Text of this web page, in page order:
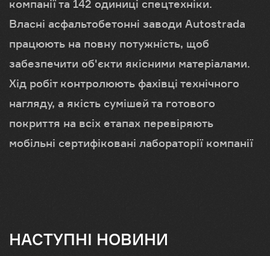
компанії та 142 одиниці спецтехніки.
Власні асфальтобетонні заводи Autostrada
працюють на повну потужність, щоб
забезпечити об'єкти якісними матеріалами.
Хід робіт контролюють фахівці технічного
нагляду, а якість сумішей та готового
покриття на всіх етапах перевіряють
мобільні сертифіковані лабораторії компанії
НАСТУПНІ НОВИНИ